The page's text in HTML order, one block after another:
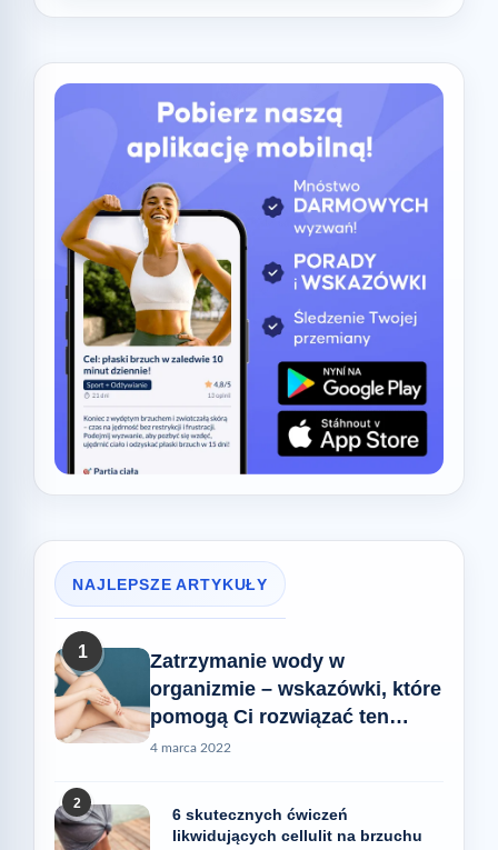
NAJLEPSZE ARTYKUŁY
1
Zatrzymanie wody w
organizmie – wskazówki, które
pomogą Ci rozwiązać ten
problem
4 marca 2022
2
6 skutecznych ćwiczeń
likwidujących cellulit na brzuchu